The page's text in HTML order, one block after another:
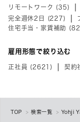
リモートワーク (35)
完全週休2日 (227)
住宅手当・家賃補助
雇用形態で絞り込む
正社員 (2621) 契約
TOP 検索一覧 Yohji